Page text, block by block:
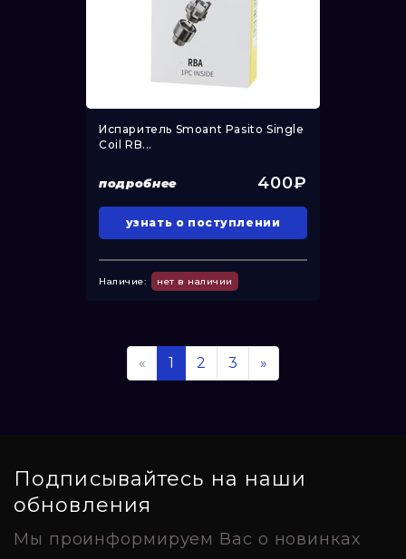
Испаритель Smoant Pasito Single
Coil RB...
подробнее 400₽
узнать о поступлении
Наличие: нет в наличии
« 1 2 3 »
Подписывайтесь на наши
обновления
Мы проинформируем Вас о новинках